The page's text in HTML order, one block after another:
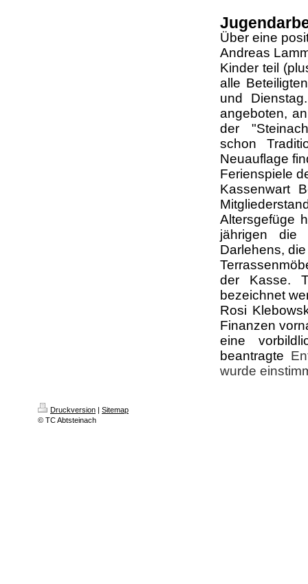
Über eine
Andreas
Kinder teil
alle
und
angeboten,
der
schon
Neuauflage
Ferienspiele
Kassenwart
Altersgefüge
jährigen die
Darlehens,
der Kasse.
bezeichnet
Rosi
Finanzen
eine
beantragte
wurde
Druckversion | Sitemap
© TC Abtsteinach